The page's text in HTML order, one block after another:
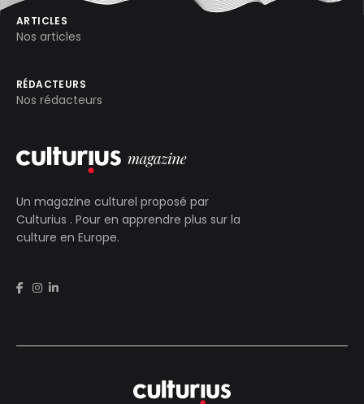
Un magazine culturel proposé par
Culturius . Pour en apprendre plus sur la
culture en Europe.
ARTICLES
Nos articles
RÉDACTEURS
Nos rédacteurs